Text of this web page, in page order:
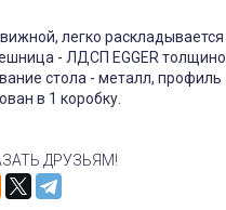
легко раскладывается
- ЛДСП EGGER
стола - металл,
в 1 коробку.
ДРУЗЬЯМ!